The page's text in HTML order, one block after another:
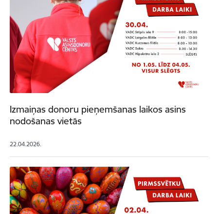
Izmaiņas donoru pieņemšanas laikos asins
nodošanas vietās
22.04.2026.